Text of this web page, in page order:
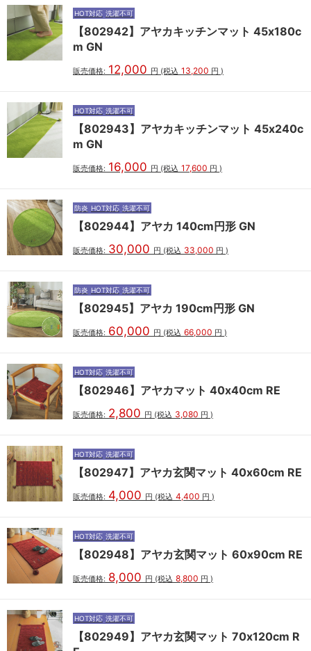
HOT対応 洗濯不可
【802942】アヤカキッチンマット 45x180c
m GN
販売価格: 12,000 円 (税込 13,200 円 )
HOT対応 洗濯不可
【802943】アヤカキッチンマット 45x240c
m GN
販売価格: 16,000 円 (税込 17,600 円 )
防炎 HOT対応 洗濯不可
【802944】アヤカ 140cm円形 GN
販売価格: 30,000 円 (税込 33,000 円 )
防炎 HOT対応 洗濯不可
【802945】アヤカ 190cm円形 GN
販売価格: 60,000 円 (税込 66,000 円 )
HOT対応 洗濯不可
【802946】アヤカマット 40x40cm RE
販売価格: 2,800 円 (税込 3,080 円 )
HOT対応 洗濯不可
【802947】アヤカ玄関マット 40x60cm RE
販売価格: 4,000 円 (税込 4,400 円 )
HOT対応 洗濯不可
【802948】アヤカ玄関マット 60x90cm RE
販売価格: 8,000 円 (税込 8,800 円 )
HOT対応 洗濯不可
【802949】アヤカ玄関マット 70x120cm R